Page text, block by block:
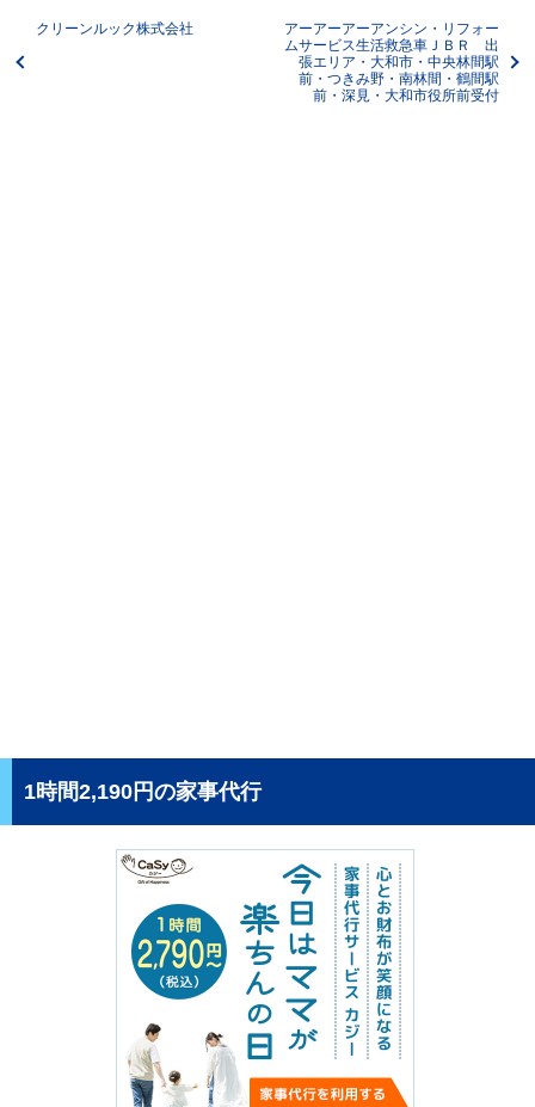
クリーンルック株式会社
アーアーアーアンシン・リフォー
ムサービス生活救急車ＪＢＲ 出
張エリア・大和市・中央林間駅
前・つきみ野・南林間・鶴間駅
前・深見・大和市役所前受付
1時間2,190円の家事代行